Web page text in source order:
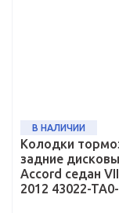
В НАЛИЧИИ
Колодки
задние
Accord седан
2012 43022-